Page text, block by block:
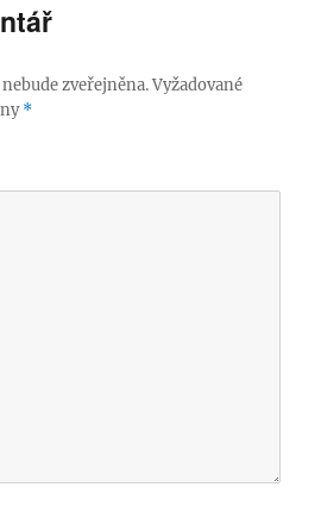
zveřejněna. Vyžadované
*